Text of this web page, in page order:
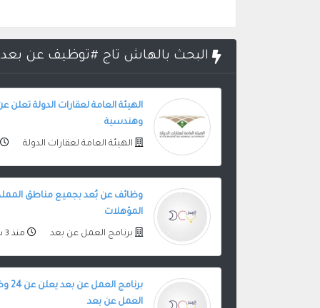
البحث بالهاش تاج #توظيف عن بعد
الهيئة العامة لعقارات الدولة تعلن
وهندسية
الهيئة العامة لعقارات الدولة
وظائف عن بُعد بجميع مناطق
المؤهلات
برنامج العمل عن بعد منذ 3 سنوات
العمل عن بعد